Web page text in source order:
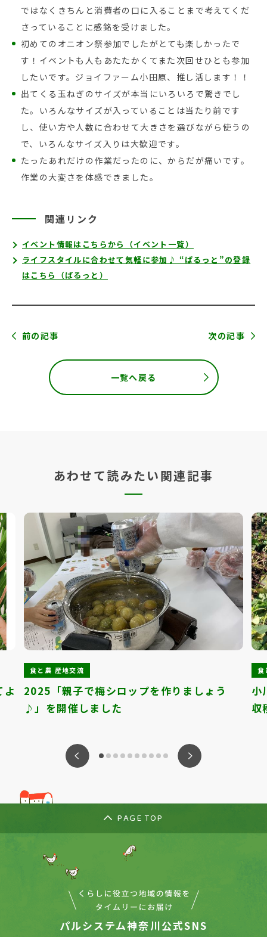
ではなくきちんと消費者の口に入ることまで考えてくだ
さっていることに感銘を受けました。
初めてのオニオン祭参加でしたがとても楽しかったで
す！イベントも人もあたたかくてまた次回せひとも参加
したいです。ジョイファーム小田原、推し活します！！
出てくる玉ねぎのサイズが本当にいろいろで驚きでし
た。いろんなサイズが入っていることは当たり前です
し、使い方や人数に合わせて大きさを選びながら使うの
で、いろんなサイズ入りは大歓迎です。
たったあれだけの作業だったのに、からだが痛いです。
作業の大変さを体感できました。
関連リンク
イベント情報はこちらから（イベント一覧）
ライフスタイルに合わせて気軽に参加♪ “ぱるっと”の登録
はこちら（ぱるっと）
前の記事 次の記事
一覧へ戻る
あわせて読みたい関連記事
よ
食と農 産地交流
2025「親子で梅シロップを作りましょう
♪」を開催しました
食
小
収
PAGE TOP
パルシステム神奈川公式SNS